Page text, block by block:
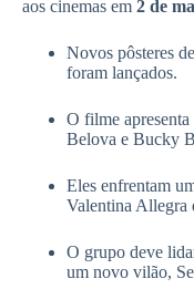
aos cinemas em 2 de
Novos pôsteres
foram lançados.
O filme
Belova e Bucky
Eles enfrentam
Valentina Allegra
O grupo deve
um novo vilão,